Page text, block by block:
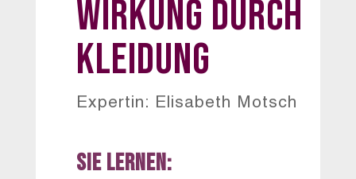
Wirkung durch
Kleidung
Expertin: Elisabeth Motsch
Sie lernen: